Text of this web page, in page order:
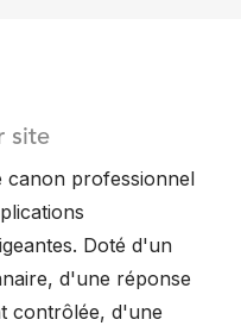
site
canon professionnel
Doté d'un
d'une réponse
contrôlée, d'une